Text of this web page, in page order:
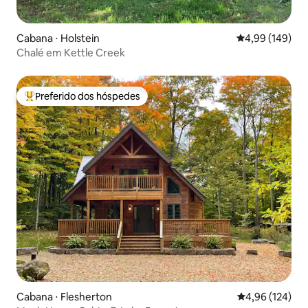
Cabana ⋅ Holstein 4,99 de uma
4,99 (149)
Chalé em Kettle Creek
Entre os melhores preferidos dos hóspedes
Preferido dos hóspedes
Cabana ⋅ Flesherton 4,96 de uma
4,96 (124)